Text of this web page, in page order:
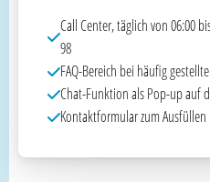
Call Center, täglich von 06:00
98
FAQ-Bereich bei häufig
Chat-Funktion als Pop-up auf
Kontaktformular zum Ausfüllen